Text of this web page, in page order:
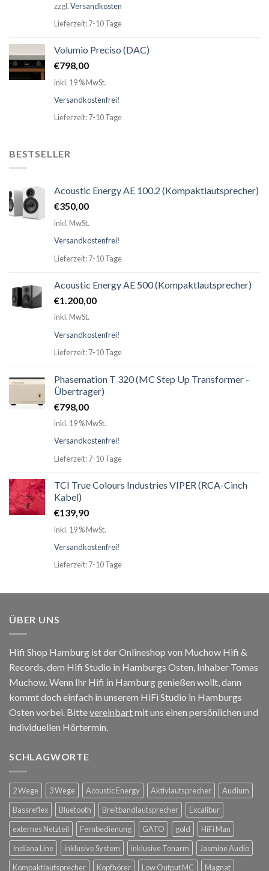
zzgl.Versandkosten
Lieferzeit: 7-10 Tage
Volumio Preciso (DAC)
€798,00
inkl. 19 % MwSt.
Versandkostenfrei!
Lieferzeit: 7-10 Tage
BESTSELLER
Acoustic Energy AE 100.2 (Kompaktlautsprecher)
€350,00
inkl. MwSt.
Versandkostenfrei!
Lieferzeit: 7-10 Tage
Acoustic Energy AE 500 (Kompaktlautsprecher)
€1.200,00
inkl. MwSt.
Versandkostenfrei!
Lieferzeit: 7-10 Tage
Phasemation T 320 (MC Step Up Transformer -
Übertrager)
€798,00
inkl. 19 % MwSt.
Versandkostenfrei!
Lieferzeit: 7-10 Tage
TCI True Colours Industries VIPER (RCA-Cinch
Kabel)
€139,90
inkl. 19 % MwSt.
Versandkostenfrei!
Lieferzeit: 7-10 Tage
ÜBER UNS
Hifi Shop Hamburg ist der Onlineshop von Muchow Hifi &
Records, dem Hifi Studio in Hamburgs Osten, Inhaber Tomas
Muchow. Wenn Ihr Hifi in Hamburg genießen wollt, dann
kommt doch einfach in unserem HiFi Studio in Hamburgs
Osten vorbei. Bittevereinbartmit uns einen persönlichen und
individuellen Hörtermin.
SCHLAGWORTE
2 Wege 3 Wege Acoustic Energy Aktivlautsprecher
Audium
Bassreflex
Bluetooth Breitbandlautsprecher
Excalibur
externes Netzteil
Fernbedienung GATO gold
HiFi Man
Indiana Line
inklusive System inklusive Tonarm
Jasmine Audio
Kompaktlautsprecher
Kopfhörer Low Output MC Magnat